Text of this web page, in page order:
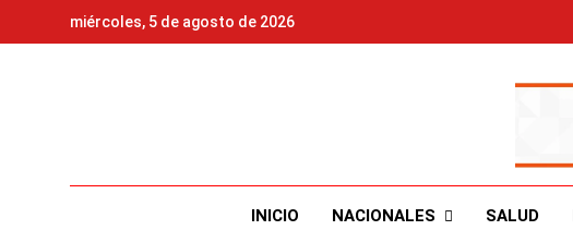
miércoles, 5 de agosto de 2026
INICIO NACIONALES SALUD